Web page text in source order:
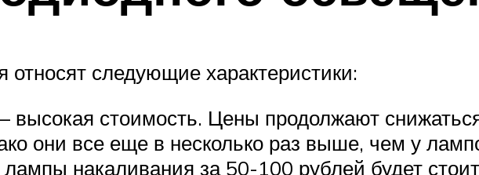
относят следующие характеристики:
стоимость. Цены продолжают
они все еще в несколько раз выше, чем у
накаливания за 50-100 рублей будет